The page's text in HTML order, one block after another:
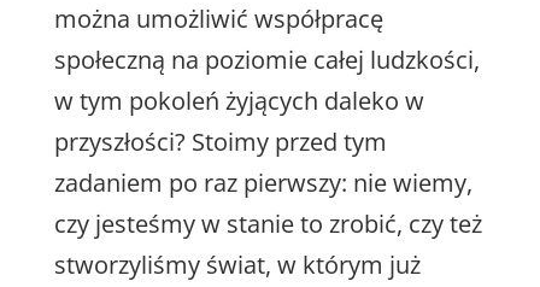
można umożliwić współpracę
społeczną na poziomie całej ludzkości,
w tym pokoleń żyjących daleko w
przyszłości? Stoimy przed tym
zadaniem po raz pierwszy: nie wiemy,
czy jesteśmy w stanie to zrobić, czy też
stworzyliśmy świat, w którym już